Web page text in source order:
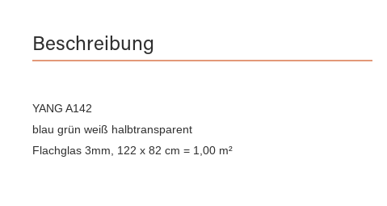
Beschreibung
YANG A142
blau grün weiß halbtransparent
Flachglas 3mm, 122 x 82 cm = 1,00 m²